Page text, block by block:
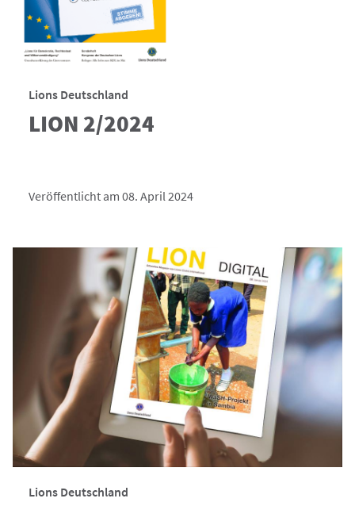
Lions Deutschland
LION 2/2024
Veröffentlicht am 08. April 2024
Lions Deutschland